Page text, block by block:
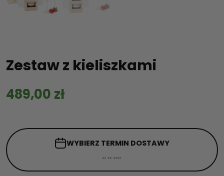
Zestaw z kieliszkami
489,00 zł
WYBIERZ TERMIN DOSTAWY